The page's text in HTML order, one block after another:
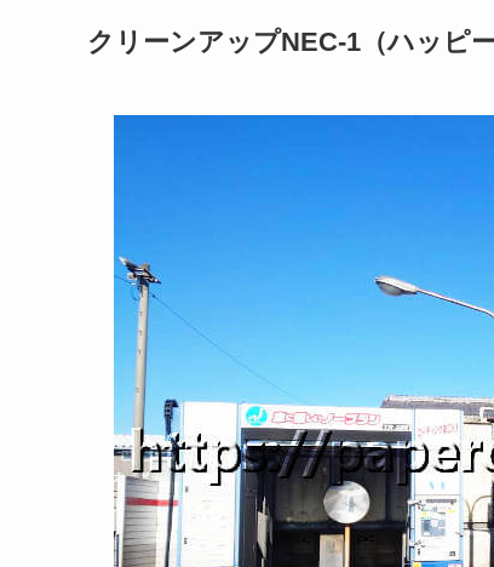
クリーンアップNEC-1（ハッピ